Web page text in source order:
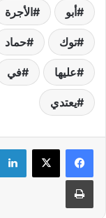
أبو الأجرة
توك حماد
عليها في
يعتدي
طباعة